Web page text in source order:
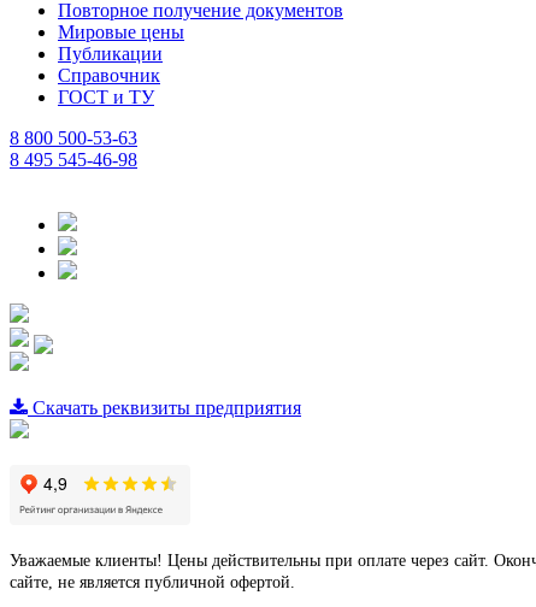
Повторное получение документов
Мировые цены
Публикации
Справочник
ГОСТ и ТУ
8 800 500-53-63
8 495 545-46-98
Скачать реквизиты предприятия
Уважаемые клиенты! Цены действительны при оплате через сайт.
сайте, не является публичной офертой.